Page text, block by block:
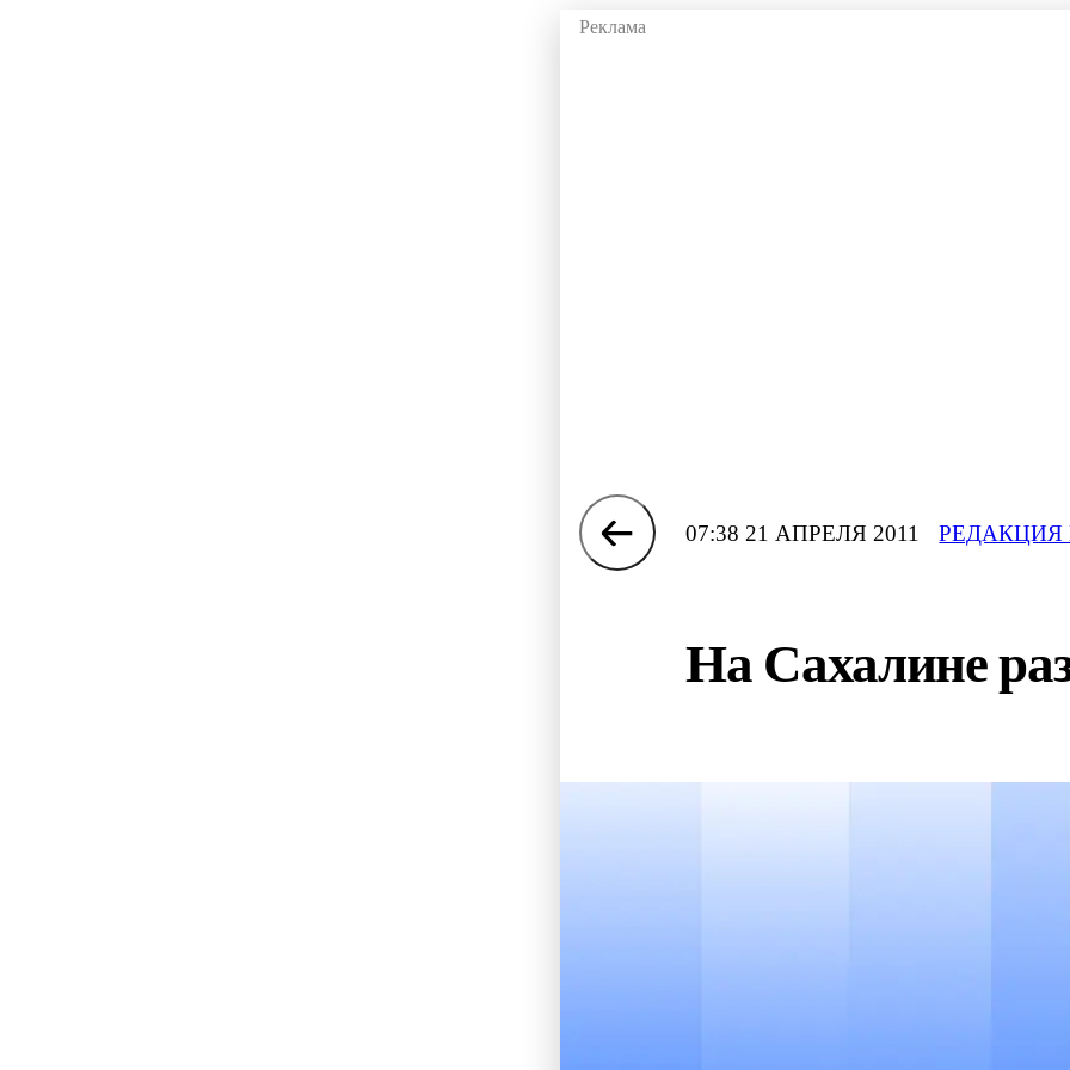
07:38 21 АПРЕЛЯ 2011 РЕДАКЦИЯ
На Сахалине